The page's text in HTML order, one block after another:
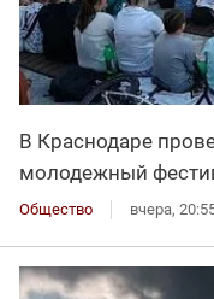
В Краснодаре
молодежный
Общество вчера,